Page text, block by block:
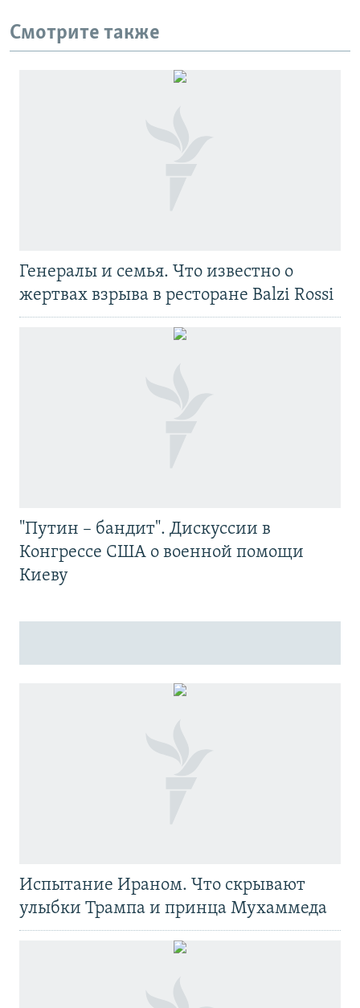
Смотрите также
Генералы и семья. Что известно о
жертвах взрыва в ресторане Balzi Rossi
"Путин – бандит". Дискуссии в
Конгрессе США о военной помощи
Киеву
Испытание Ираном. Что скрывают
улыбки Трампа и принца Мухаммеда